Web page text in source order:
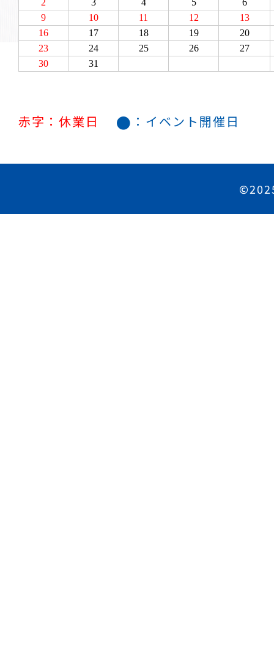
赤字：休業日 ● ：イベント開催日